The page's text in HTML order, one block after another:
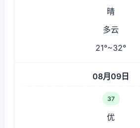
晴
多云
21°~32°
08月09日
37
优